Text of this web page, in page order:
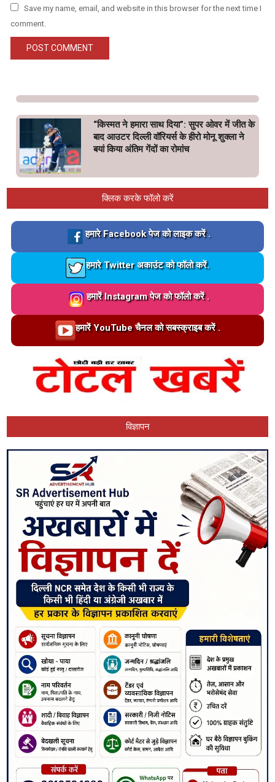
Save my name, email, and website in this browser for the next time I
comment.
“किस्मत ने हमारा साथ दिया”: सुपर ओवर में जीत के
बाद आउटर दिल्ली वॉरियर्स के हीरो मोनू शुक्ला ने
बयां किया अंतिम गेंदों का रोमांच
क्लिक करके फॉलो करें
Loading…
हमारे Facebook पेज को लाइक करें .
Loading…
हमारे Twitter अकाउंट को फॉलो करें.
Loading…
हमारें Instagram पेज को फॉलो करें .
Loading…हमारें YouTube चैनल को सबस्क्राइब करें .
विज्ञापन